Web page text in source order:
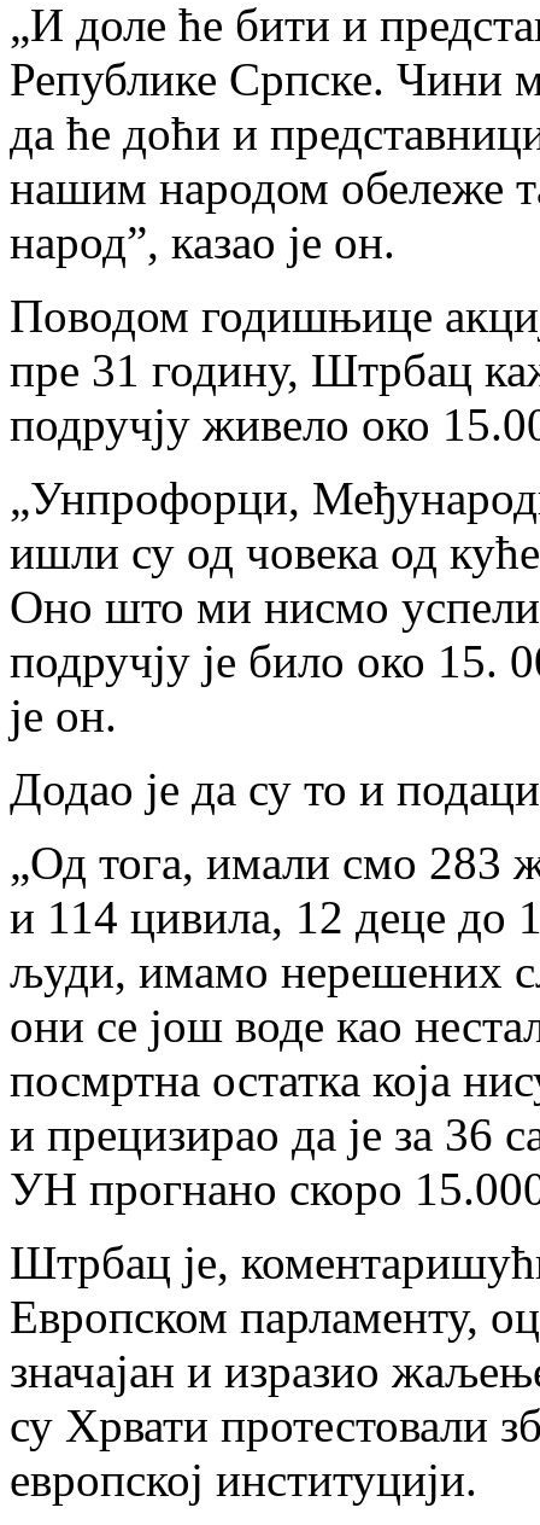
„И доле ће бити и
Републике Српске. Чини
да ће доћи и
нашим народом обележе
народ”, казао је он.
Поводом годишњице
пре 31 годину, Штрбац
подручју живело око
„Унпрофорци,
ишли су од човека од
Оно што ми нисмо
подручју је било око 15.
је он.
Додао је да су то и
„Од тога, имали смо 283
и 114 цивила, 12 деце до
људи, имамо нерешених
они се још воде као
посмртна остатка која
и прецизирао да је за 36
УН прогнано скоро
Штрбац је,
Европском парламенту,
значајан и изразио
су Хрвати протестовали
европској институцији.